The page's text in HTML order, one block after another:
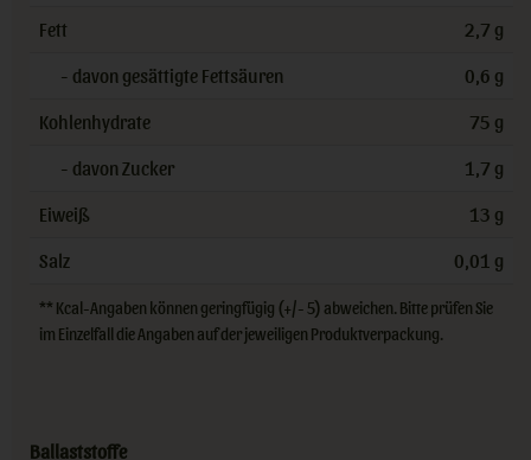
Fett 2,7 g
- davon gesättigte Fettsäuren 0,6 g
Kohlenhydrate 75 g
- davon Zucker 1,7 g
Eiweiß 13 g
Salz 0,01 g
** Kcal-Angaben können geringfügig (+/- 5) abweichen. Bitte prüfen Sie
im Einzelfall die Angaben auf der jeweiligen Produktverpackung.
Ballaststoffe